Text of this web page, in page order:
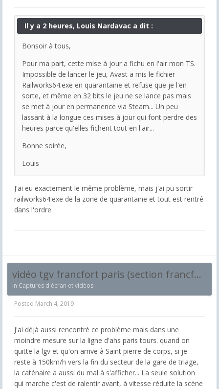
Il y a 2 heures, Louis Nardavac a dit :
Bonsoir à tous,
Pour ma part, cette mise à jour a fichu en l'air mon TS.
Impossible de lancer le jeu, Avast a mis le fichier
Railworks64.exe en quarantaine et refuse que je l'en
sorte, et même en 32 bits le jeu ne se lance pas mais
se met à jour en permanence via Steam... Un peu
lassant à la longue ces mises à jour qui font perdre des
heures parce qu'elles fichent tout en l'air...
Bonne soirée,
Louis
J'ai eu exactement le même problème, mais j'ai pu sortir
railworks64.exe de la zone de quarantaine et tout est rentré
dans l'ordre.
vidéo tgv francfort paris (section francfort karlshhrue) cabride
in Captures d'écran et vidéos
Posted March 4, 2019
J'ai déjà aussi rencontré ce problème mais dans une
moindre mesure sur la ligne d'ahs paris tours. quand on
quitte la lgv et qu'on arrive à Saint pierre de corps, si je
reste à 150km/h vers la fin du secteur de la gare de triage,
la caténaire a aussi du mal à s'afficher... La seule solution
qui marche c'est de ralentir avant, à vitesse réduite la scène